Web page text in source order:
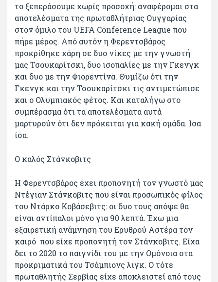
το ξεπεράσουμε χωρίς προσοχή: αναφέρομαι στα
αποτελέσματα της πρωταθλήτριας Ουγγαρίας
στον όμιλο του UEFA Conference League που
πήρε μέρος. Από αυτόν η Φερεντσβάρος
προκρίθηκε χάρη σε δυο νίκες με την γνωστή
μας Τσουκαρίτσκι, δυο ισοπαλίες με την Γκενγκ
και δυο με την Φιορεντίνα. Θυμίζω ότι την
Γκενγκ και την Τσουκαρίτσκι τις αντιμετώπισε
και ο Ολυμπιακός φέτος. Και καταλήγω στο
συμπέρασμα ότι τα αποτελέσματα αυτά
μαρτυρούν ότι δεν πρόκειται για κακή ομάδα. Ισα
ίσα.
Ο καλός Στάνκοβιτς
Η Φερεντσβάρος έχει προπονητή τον γνωστό μας
Ντέγιαν Στάνκοβιτς που είναι προσωπικός φίλος
του Ντάρκο Κοβάσεβιτς: οι δυο τους απόψε θα
είναι αντίπαλοι μόνο για 90 λεπτά. Έχω μια
εξαιρετική ανάμνηση του Ερυθρού Αστέρα τον
καιρό που είχε προπονητή τον Στάνκοβιτς. Είχα
δει το 2020 το παιγνίδι του με την Ομόνοια στα
προκριματικά του Τσάμπιονς λιγκ. Ο τότε
πρωταθλητής Σερβίας είχε αποκλειστεί από τους